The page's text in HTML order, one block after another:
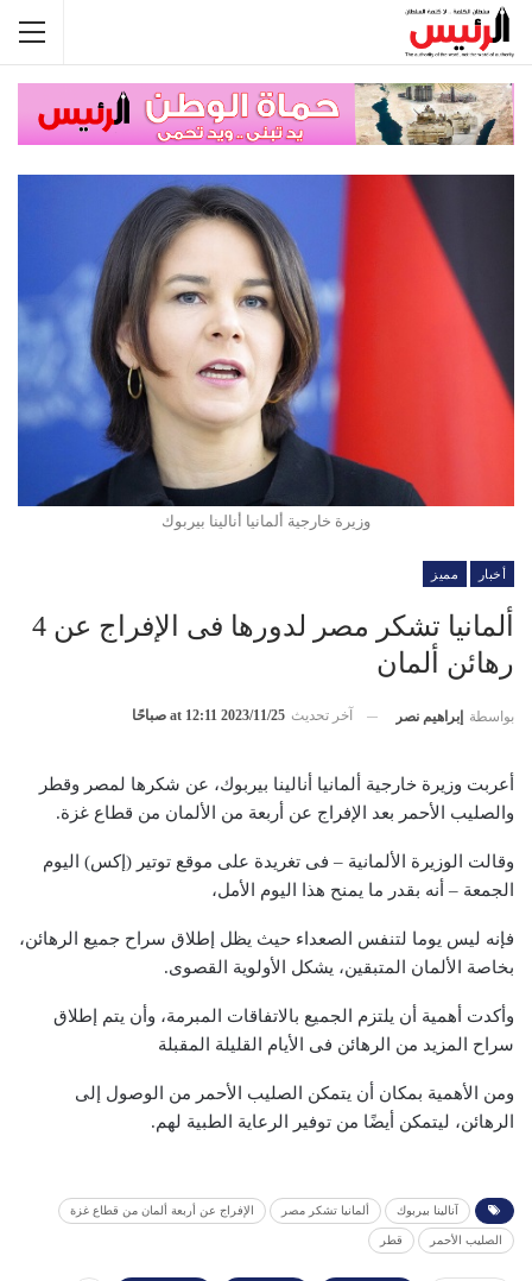
وزيرة خارجية ألمانيا أنالينا بيربوك
أخبار مميز
ألمانيا تشكر مصر لدورها فى الإفراج عن 4
رهائن ألمان
بواسطة إبراهيم نصر آخر تحديث 2023/11/25 at 12:11 صباحًا
أعربت وزيرة خارجية ألمانيا أنالينا بيربوك، عن شكرها لمصر وقطر
والصليب الأحمر بعد الإفراج عن أربعة من الألمان من قطاع غزة.
وقالت الوزيرة الألمانية – فى تغريدة على موقع توتير (إكس) اليوم
الجمعة – أنه بقدر ما يمنح هذا اليوم الأمل،
فإنه ليس يوما لتنفس الصعداء حيث يظل إطلاق سراح جميع الرهائن،
بخاصة الألمان المتبقين، يشكل الأولوية القصوى.
وأكدت أهمية أن يلتزم الجميع بالاتفاقات المبرمة، وأن يتم إطلاق
سراح المزيد من الرهائن فى الأيام القليلة المقبلة
ومن الأهمية بمكان أن يتمكن الصليب الأحمر من الوصول إلى
الرهائن، ليتمكن أيضًا من توفير الرعاية الطبية لهم.
آنالينا بيربوك ألمانيا تشكر مصر الإفراج عن أربعة ألمان من قطاع غزة
الصليب الأحمر قطر